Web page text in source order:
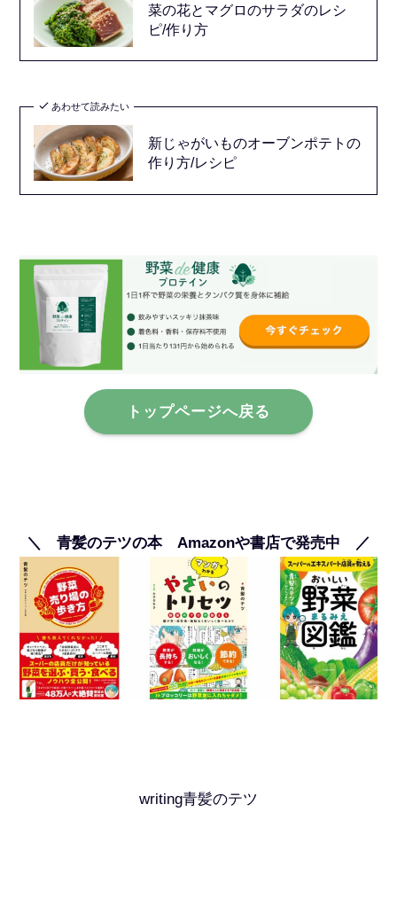
菜の花とマグロのサラダのレシ
ピ/作り方
あわせて読みたい
新じゃがいものオーブンポテトの
作り方/レシピ
トップページへ戻る
＼ 青髪のテツの本 Amazonや書店で発売中 ／
writing青髪のテツ